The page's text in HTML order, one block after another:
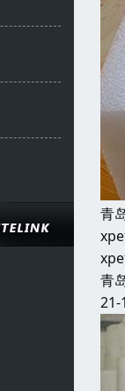
青
青
21-